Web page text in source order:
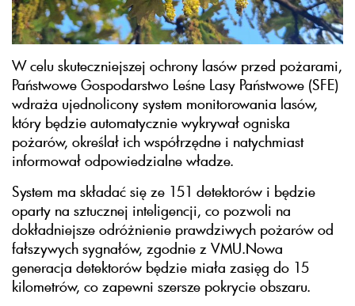
W celu skuteczniejszej ochrony lasów przed pożarami,
Państwowe Gospodarstwo Leśne Lasy Państwowe (SFE)
wdraża ujednolicony system monitorowania lasów,
który będzie automatycznie wykrywał ogniska
pożarów, określał ich współrzędne i natychmiast
informował odpowiedzialne władze.
System ma składać się ze 151 detektorów i będzie
oparty na sztucznej inteligencji, co pozwoli na
dokładniejsze odróżnienie prawdziwych pożarów od
fałszywych sygnałów, zgodnie z VMU.Nowa
generacja detektorów będzie miała zasięg do 15
kilometrów, co zapewni szersze pokrycie obszaru.